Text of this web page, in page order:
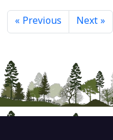
« Previous Next »